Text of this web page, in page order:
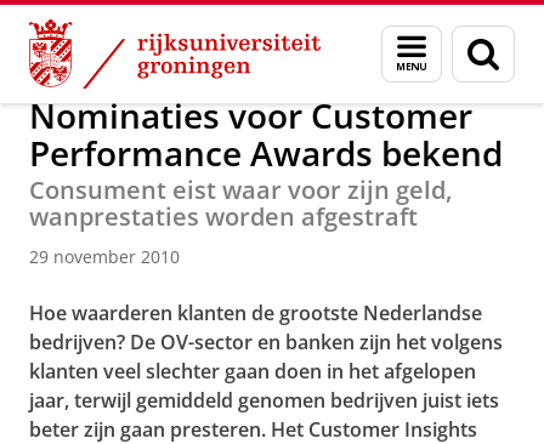
Skip
Content
Skip
Navigation
Menu
en
zoeken
Over ons Actueel Nieuws Nieuwsberichten
Nominaties voor Customer
Performance Awards bekend
Consument eist waar voor zijn geld,
wanprestaties worden afgestraft
29 november 2010
Hoe waarderen klanten de grootste Nederlandse
bedrijven? De OV-sector en banken zijn het volgens
klanten veel slechter gaan doen in het afgelopen
jaar, terwijl gemiddeld genomen bedrijven juist iets
beter zijn gaan presteren. Het Customer Insights